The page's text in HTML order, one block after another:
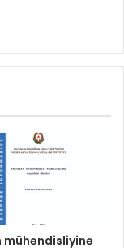
mühəndisliyinə